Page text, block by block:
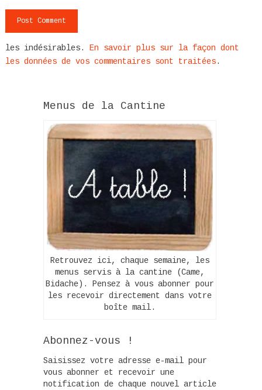
les indésirables. En savoir plus sur la façon dont
les données de vos commentaires sont traitées.
Menus de la Cantine
Retrouvez ici, chaque semaine, les
menus servis à la cantine (Came,
Bidache). Pensez à vous abonner pour
les recevoir directement dans votre
boîte mail.
Abonnez-vous !
Saisissez votre adresse e-mail pour
vous abonner et recevoir une
notification de chaque nouvel article